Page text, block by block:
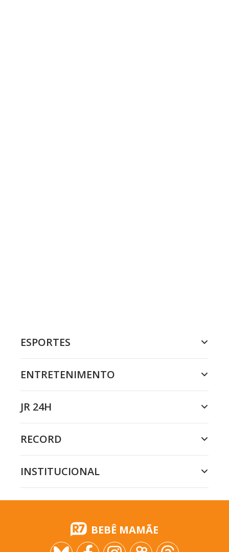
ESPORTES
ENTRETENIMENTO
JR 24H
RECORD
INSTITUCIONAL
BEBÊ MAMÃE